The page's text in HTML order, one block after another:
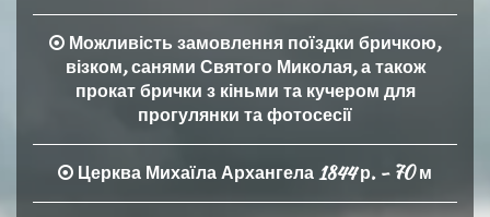
Можливість замовлення поїздки бричкою,
візком, санями Святого Миколая, а також
прокат брички з кіньми та кучером для
прогулянки та фотосесії
Церква Михаїла Архангела 1844 р. - 70 м